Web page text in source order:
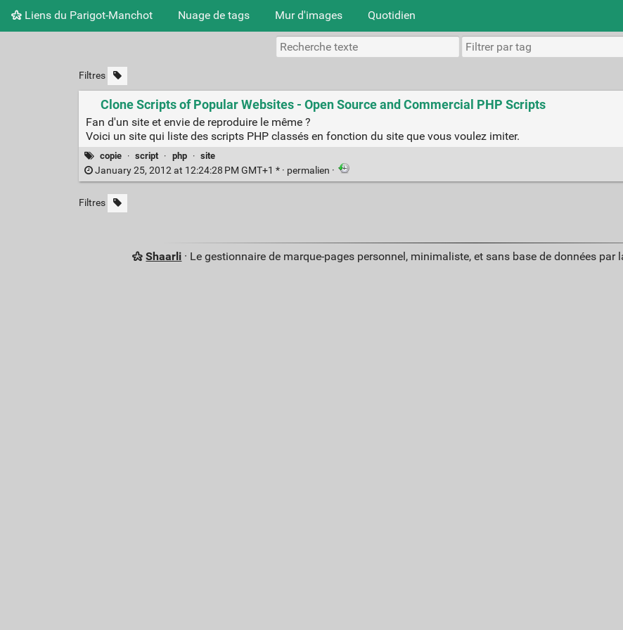
Liens du Parigot-Manchot Nuage de tags Mur d'images Quotidien
Filtres
Clone Scripts of Popular Websites - Open Source and Commercial PHP Scripts
Fan d'un site et envie de reproduire le même ?
Voici un site qui liste des scripts PHP classés en fonction du site que vous voulez imiter.
copie · script · php · site
January 25, 2012 at 12:24:28 PM GMT+1 * · permalien ·
Filtres
Shaarli · Le gestionnaire de marque-pages personnel, minimaliste, et sans base de données par